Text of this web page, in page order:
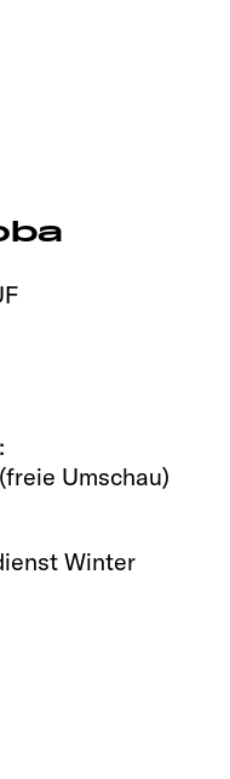
Umschau)
Winter